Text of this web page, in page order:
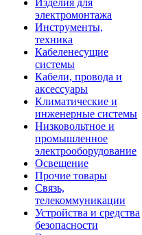
Изделия для
электромонтажа
Инструменты,
техника
Кабеленесущие
системы
Кабели, провода и
аксессуары
Климатические и
инженерные системы
Низковольтное и
промышленное
электрооборудование
Освещение
Прочие товары
Связь,
телекоммуникации
Устройства и средства
безопасности